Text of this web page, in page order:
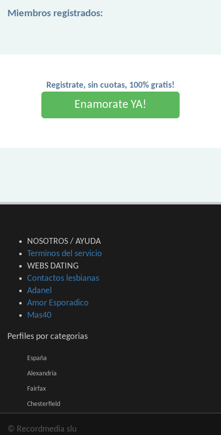
Miembros registrados:
Registrate, sin cuotas, 100% gratis!
Enamorate YA!
NOSOTROS / AYUDA
Terminos del servicio
WEBS DATING
Contactos lesbianas
Adanel
Amor Esporadico
Mas40
Perfiles por categorias
España
Alexandria
Fairfax
Chesterfield
© Recordmedia slu